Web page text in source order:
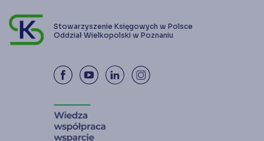
Stowarzyszenie Księgowych w Polsce
Oddział Wielkopolski w Poznaniu